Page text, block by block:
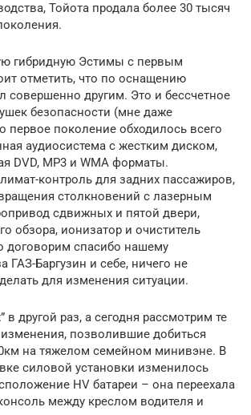
Тойота продала более 30 тысяч
гибридную Эстимы с первым
отметить, что по оснащению
совершенно другим. Это и бессчетное
безопасности (мне даже
первое поколение обходилось всего
аудиосистема с жестким диском,
DVD, MP3 и WMA форматы.
контроль для задних пассажиров,
столкновений с лазерным
сдвижных и пятой двери,
обзора, ионизатор и очиститель
договорим спасибо нашему
ГАЗ-Баргузин и себе, ничего не
для изменения ситуации.
в другой раз, а сегодня рассмотрим те
позволившие добиться
на тяжелом семейном минивэне. В
силовой установки изменилось
HV батареи – она переехала
между креслом водителя и